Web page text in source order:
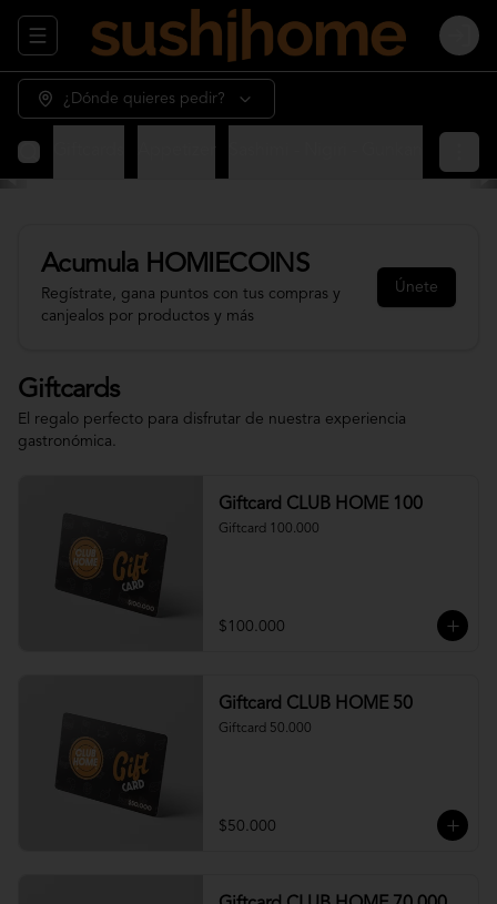
Abrir menu de navegación Login
¿Dónde quieres pedir?
Acumula HOMIECOINS
Regístrate, gana puntos con tus compras y
canjealos por productos y más
Únete
Giftcards
El regalo perfecto para disfrutar de nuestra experiencia
gastronómica.
Giftcard CLUB HOME 100
Giftcard 100.000
$100.000
Giftcard CLUB HOME 50
Giftcard 50.000
$50.000